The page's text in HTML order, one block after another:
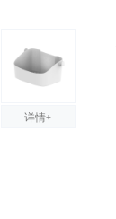
详情+